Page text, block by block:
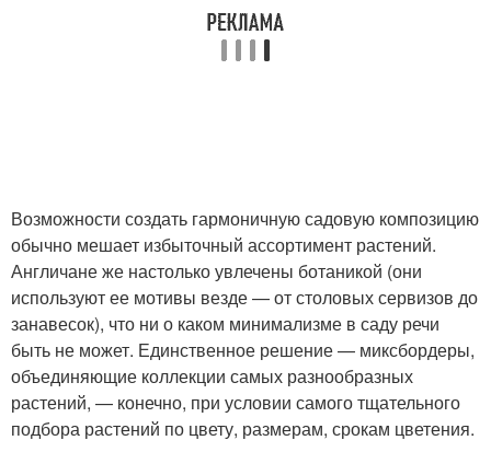
Возможности создать гармоничную садовую композицию
обычно мешает избыточный ассортимент растений.
Англичане же настолько увлечены ботаникой (они
используют ее мотивы везде — от столовых сервизов до
занавесок), что ни о каком минимализме в саду речи
быть не может. Единственное решение — миксбордеры,
объединяющие коллекции самых разнообразных
растений, — конечно, при условии самого тщательного
подбора растений по цвету, размерам, срокам цветения.